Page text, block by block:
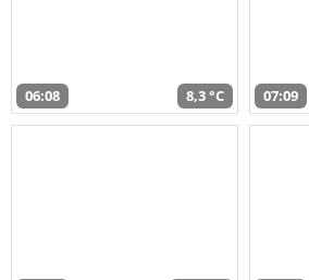
06:08 8,3 °C 07:09